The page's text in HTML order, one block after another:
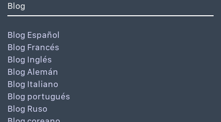
Blog
Blog Español
Blog Francés
Blog Inglés
Blog Alemán
Blog Italiano
Blog portugués
Blog Ruso